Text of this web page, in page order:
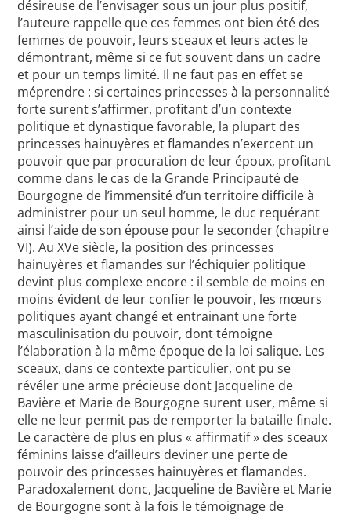
désireuse de l’envisager sous un jour plus positif,
l’auteure rappelle que ces femmes ont bien été des
femmes de pouvoir, leurs sceaux et leurs actes le
démontrant, même si ce fut souvent dans un cadre
et pour un temps limité. Il ne faut pas en effet se
méprendre : si certaines princesses à la personnalité
forte surent s’affirmer, profitant d’un contexte
politique et dynastique favorable, la plupart des
princesses hainuyères et flamandes n’exercent un
pouvoir que par procuration de leur époux, profitant
comme dans le cas de la Grande Principauté de
Bourgogne de l’immensité d’un territoire difficile à
administrer pour un seul homme, le duc requérant
ainsi l’aide de son épouse pour le seconder (chapitre
VI). Au XVe siècle, la position des princesses
hainuyères et flamandes sur l’échiquier politique
devint plus complexe encore : il semble de moins en
moins évident de leur confier le pouvoir, les mœurs
politiques ayant changé et entrainant une forte
masculinisation du pouvoir, dont témoigne
l’élaboration à la même époque de la loi salique. Les
sceaux, dans ce contexte particulier, ont pu se
révéler une arme précieuse dont Jacqueline de
Bavière et Marie de Bourgogne surent user, même si
elle ne leur permit pas de remporter la bataille finale.
Le caractère de plus en plus « affirmatif » des sceaux
féminins laisse d’ailleurs deviner une perte de
pouvoir des princesses hainuyères et flamandes.
Paradoxalement donc, Jacqueline de Bavière et Marie
de Bourgogne sont à la fois le témoignage de